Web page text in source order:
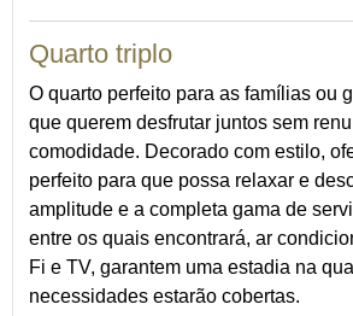
Quarto triplo
O quarto perfeito para as famílias ou
que querem desfrutar juntos sem
comodidade. Decorado com estilo,
perfeito para que possa relaxar e
amplitude e a completa gama de
entre os quais encontrará, ar
Fi e TV, garantem uma estadia na
necessidades estarão cobertas.